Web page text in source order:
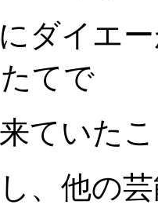
ダイエ
てで
ていた
、他の